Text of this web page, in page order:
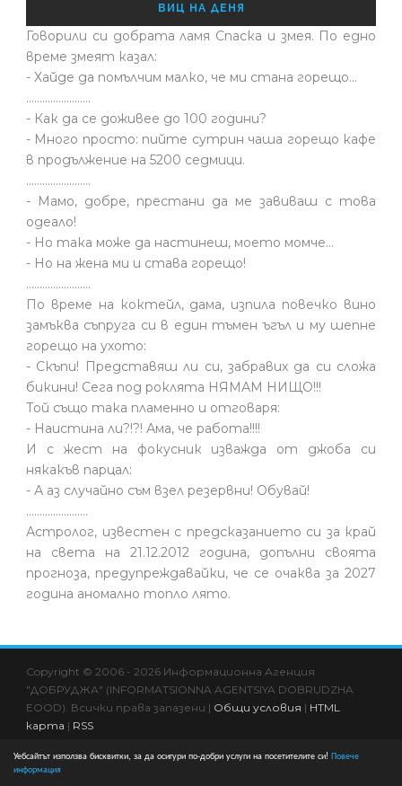
Уебсайтът използва бисквитки, за да осигури по-добри услуги на посетителите си! Повече
информация
ВИЦ НА ДЕНЯ
Говорили си добрата ламя Спаска и змея. По едно
време змеят казал:
- Хайде да помълчим малко, че ми стана горещо...
........................
- Как да се доживее до 100 години?
- Много просто: пийте сутрин чаша горещо кафе
в продължение на 5200 седмици.
........................
- Мамо, добре, престани да ме завиваш с това
одеало!
- Но така може да настинеш, моето момче…
- Но на жена ми и става горещо!
........................
По време на коктейл, дама, изпила повечко вино
замъква съпруга си в един тъмен ъгъл и му шепне
горещо на ухото:
- Скъпи! Представяш ли си, забравих да си сложа
бикини! Сега под роклята НЯМАМ НИЩО!!!
Той също така пламенно и отговаря:
- Наистина ли?!?! Ама, че работа!!!!
И с жест на фокусник изважда от джоба си
някакъв парцал:
- А аз случайно съм взел резервни! Обувай!
.......................
Астролог, известен с предсказанието си за край
на света на 21.12.2012 година, допълни своята
прогноза, предупреждавайки, че се очаква за 2027
година аномално топло лято.
Copyright © 2006 - 2026 Информационна Агенция
"ДОБРУДЖА" (INFORMATSIONNA AGENTSIYA DOBRUDZHA
EOOD). Всички права запазени | Общи условия | HTML
карта | RSS
на информациите в сайта се счита за нарушение на
ЗАПСП и подлежи на съдебно преследване!